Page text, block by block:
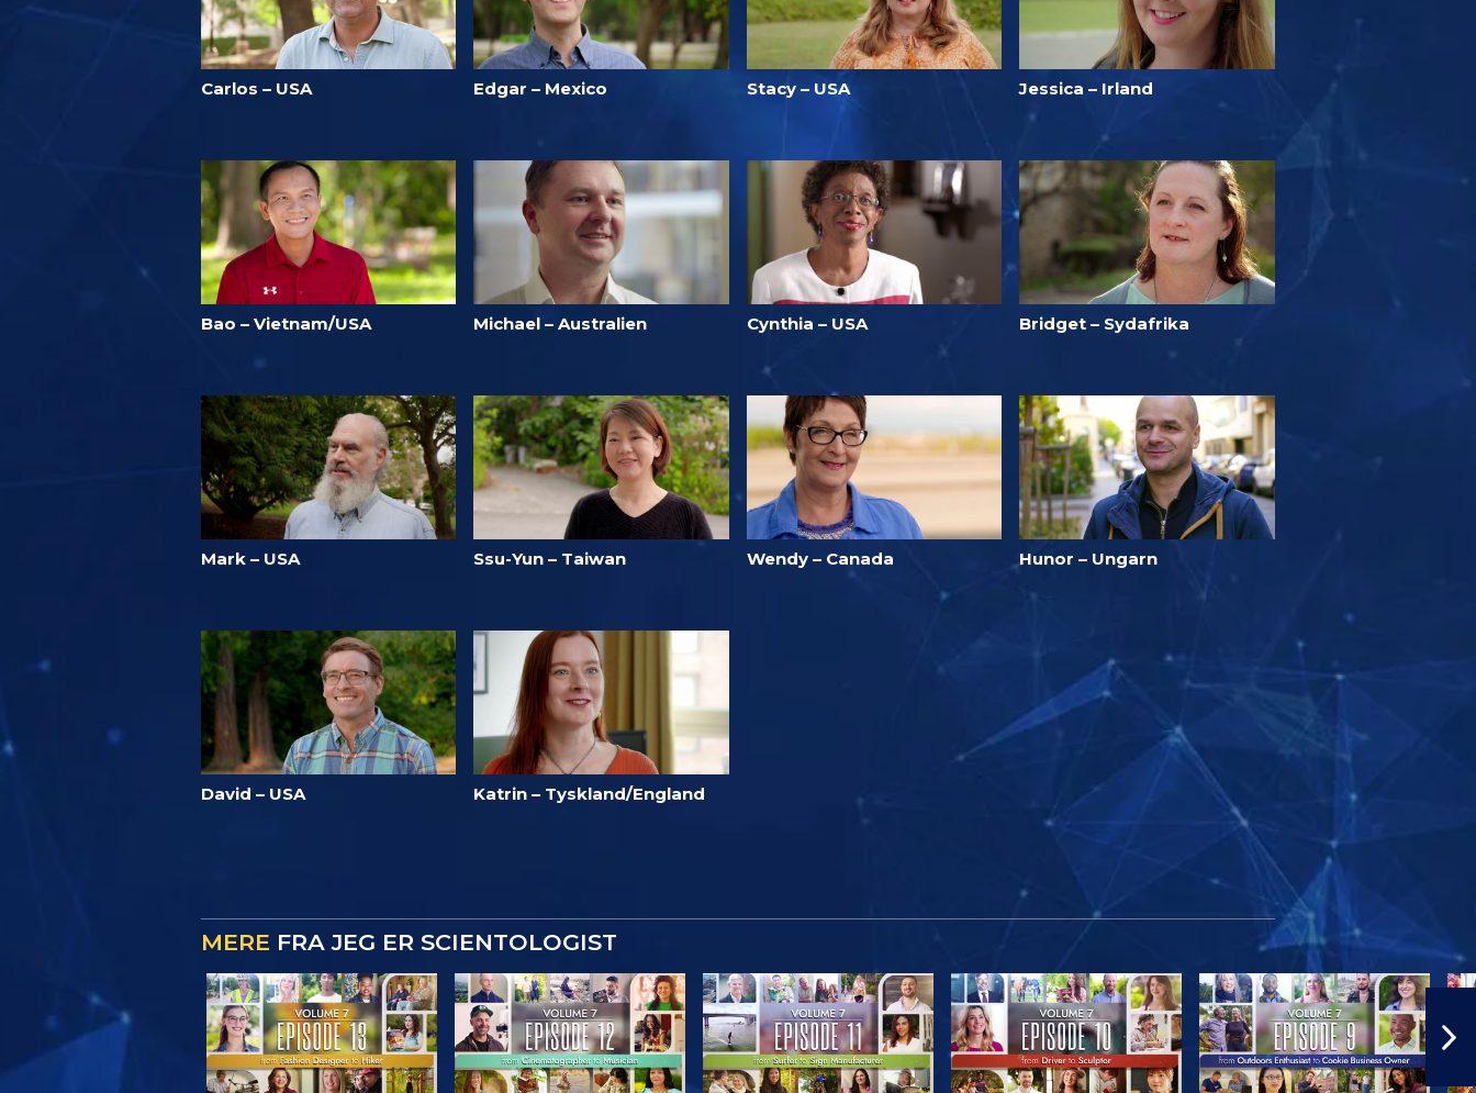
Carlos – USA Edgar – Mexico Stacy – USA Jessica – Irland
Bao – Vietnam/USA Michael – Australien Cynthia – USA Bridget – Sydafrika
Mark – USA Ssu-Yun – Taiwan Wendy – Canada Hunor – Ungarn
David – USA Katrin – Tyskland/England
MERE FRA JEG ER SCIENTOLOGIST